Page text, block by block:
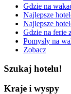
Gdzie na
Najlepsze
Najlepsze
Gdzie na ferie
Pomysły na
Zobacz
Szukaj hotelu!
Kraje i wyspy